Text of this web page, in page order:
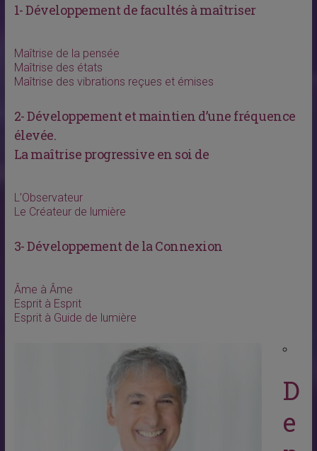
1- Développement de facultés à maîtriser
Maîtrise de la pensée
Maîtrise des états
Maîtrise des vibrations reçues et émises
2- Développement et maintien d’une fréquence
élevée.
La maîtrise progressive en soi de
L’Observateur
Le Créateur de lumière
3- Développement de la Connexion
Âme à Âme
Esprit à Esprit
Esprit à Guide de lumière
D
e